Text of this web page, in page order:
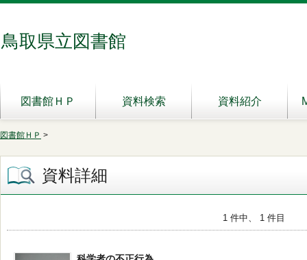
鳥取県立図書館
図書館ＨＰ 資料検索 資料紹介
図書館ＨＰ >
資料詳細
1 件中、 1 件目